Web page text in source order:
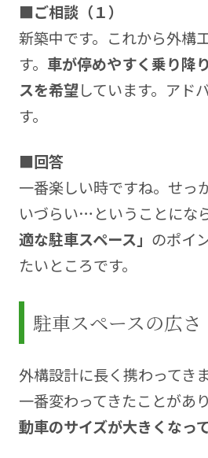
HPhttp://www.ie-niwa.com
■ご相談（１）
新築中です。これから外構
す。 車が停めやすく乗り降
スを希望しています。アド
す。
■回答
一番楽しい時ですね。せっ
いづらい…ということにな
適な駐車スペース」 のポイ
たいところです。
駐車スペースの広さ
外構設計に長く携わってき
一番変わってきたことがあ
動車のサイズが大きくなって